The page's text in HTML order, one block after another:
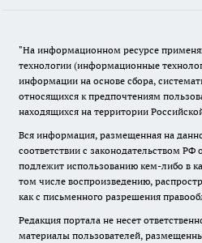
"На информационном ресурсе
технологии (информационные
информации на основе сбора,
относящихся к предпочтениям
находящихся на территории
Вся информация, размещенная на
соответствии с законодательством РФ
подлежит использованию кем-либо в
том числе воспроизведению,
как с письменного разрешения
Редакция портала не несет
материалы пользователей,